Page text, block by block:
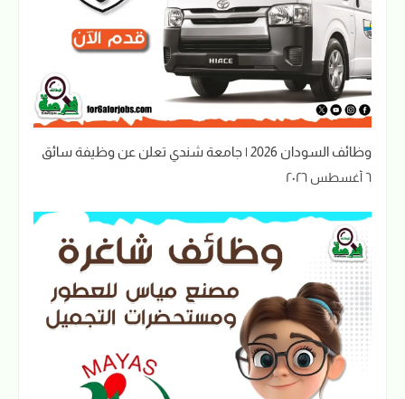
وظائف السودان 2026 | جامعة شندي تعلن عن وظيفة سائق
٦ أغسطس ٢٠٢٦